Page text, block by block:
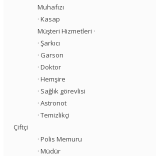
Muhafızı
· Kasap
Müşteri Hizmetleri ·
· Şarkıcı
· Garson
· Doktor
· Hemşire
· Sağlık görevlisi
· Astronot
· Temizlikçi
Çiftçi
· Polis Memuru
· Müdür